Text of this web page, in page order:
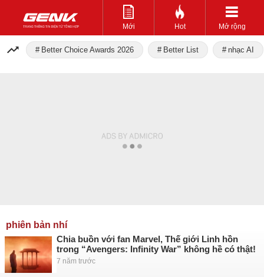
Mới Hot Mở rộng
Better Choice Awards 2026 Better List nhạc AI
phiên bản nhí
Chia buồn với fan Marvel, Thế giới Linh hồn
trong “Avengers: Infinity War” không hề có thật!
7 năm trước